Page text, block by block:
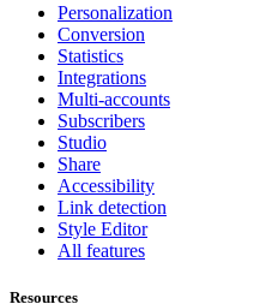
Personalization
Conversion
Statistics
Integrations
Multi-accounts
Subscribers
Studio
Share
Accessibility
Link detection
Style Editor
All features
Resources